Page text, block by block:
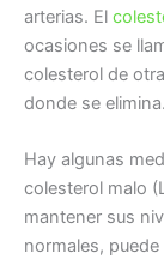
arterias. El
ocasiones se
colesterol de
donde se elimina.
Hay algunas
colesterol malo
mantener sus
normales,